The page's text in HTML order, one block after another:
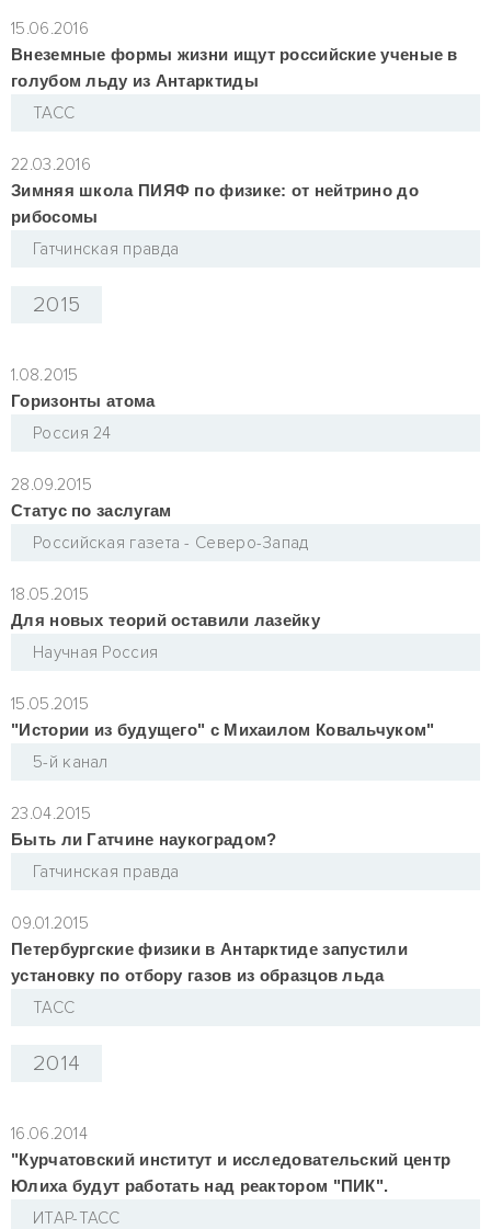
15.06.2016
Внеземные формы жизни ищут российские ученые в
голубом льду из Антарктиды
ТАСС
22.03.2016
Зимняя школа ПИЯФ по физике: от нейтрино до
рибосомы
Гатчинская правда
2015
1.08.2015
Горизонты атома
Россия 24
28.09.2015
Статус по заслугам
Российская газета - Северо-Запад
18.05.2015
Для новых теорий оставили лазейку
Научная Россия
15.05.2015
"Истории из будущего" с Михаилом Ковальчуком"
5-й канал
23.04.2015
Быть ли Гатчине наукоградом?
Гатчинская правда
09.01.2015
Петербургские физики в Антарктиде запустили
установку по отбору газов из образцов льда
ТАСС
2014
16.06.2014
"Курчатовский институт и исследовательский центр
Юлиха будут работать над реактором "ПИК".
ИТАР-ТАСС